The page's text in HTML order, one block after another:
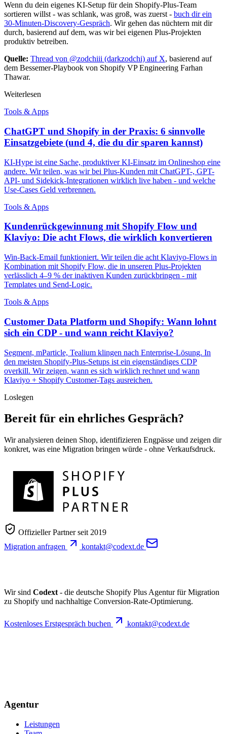
Wenn du dein eigenes KI-Setup für dein Shopify-Plus-Team
sortieren willst - was schlank, was groß, was zuerst - buch dir ein
30-Minuten-Discovery-Gespräch. Wir gehen das nüchtern mit dir
durch, basierend auf dem, was wir bei eigenen Plus-Projekten
produktiv betreiben.
Quelle: Thread von @zodchiii (darkzodchi) auf X, basierend auf
dem Bessemer-Playbook von Shopify VP Engineering Farhan
Thawar.
Weiterlesen
Tools & Apps
ChatGPT und Shopify in der Praxis: 6 sinnvolle
Einsatzgebiete (und 4, die du dir sparen kannst)
KI-Hype ist eine Sache, produktiver KI-Einsatz im Onlineshop eine
andere. Wir teilen, was wir bei Plus-Kunden mit ChatGPT-, GPT-
API- und Sidekick-Integrationen wirklich live haben - und welche
Use-Cases Geld verbrennen.
Tools & Apps
Kundenrückgewinnung mit Shopify Flow und
Klaviyo: Die acht Flows, die wirklich konvertieren
Win-Back-Email funktioniert. Wir teilen die acht Klaviyo-Flows in
Kombination mit Shopify Flow, die in unseren Plus-Projekten
verlässlich 4–9 % der inaktiven Kunden zurückbringen - mit
Templates und Send-Logic.
Tools & Apps
Customer Data Platform und Shopify: Wann lohnt
sich ein CDP - und wann reicht Klaviyo?
Segment, mParticle, Tealium klingen nach Enterprise-Lösung. In
den meisten Shopify-Plus-Setups ist ein eigenständiges CDP
overkill. Wir zeigen, wann es sich wirklich rechnet und wann
Klaviyo + Shopify Customer-Tags ausreichen.
Loslegen
Bereit für ein ehrliches Gespräch?
Wir analysieren deinen Shop, identifizieren Engpässe und zeigen dir
konkret, was eine Migration bringen würde - ohne Verkaufsdruck.
Offizieller Partner seit 2019
Migration anfragen
kontakt@codext.de
Wir sind Codext - die deutsche Shopify Plus Agentur für Migration
zu Shopify und nachhaltige Conversion-Rate-Optimierung.
Kostenloses Erstgespräch buchen kontakt@codext.de
Agentur
Leistungen